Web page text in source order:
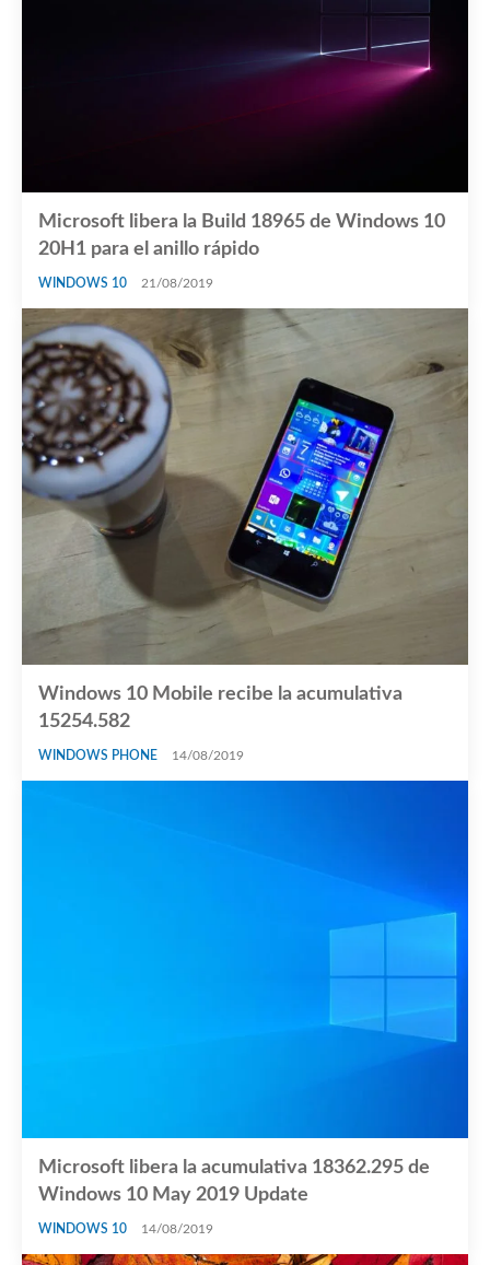
Microsoft libera la Build 18965 de Windows 10
20H1 para el anillo rápido
WINDOWS 10 21/08/2019
Windows 10 Mobile recibe la acumulativa
15254.582
WINDOWS PHONE 14/08/2019
Microsoft libera la acumulativa 18362.295 de
Windows 10 May 2019 Update
WINDOWS 10 14/08/2019